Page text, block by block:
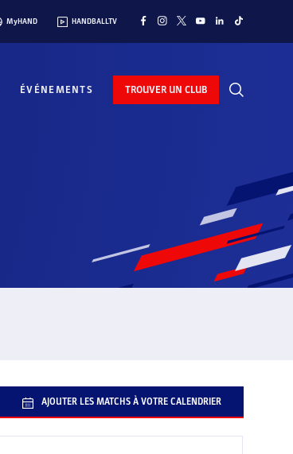
MyHAND HANDBALLTV
ÉVÉNEMENTS TROUVER UN CLUB
AJOUTER LES MATCHS À VOTRE CALENDRIER